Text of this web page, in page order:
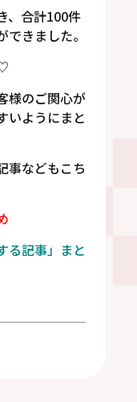
、合計100件
きました。
様のご関心が
いようにまと
事などもこち
る記事」まと